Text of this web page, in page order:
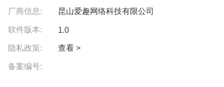
厂商信息: 昆山爱趣网络科技有限公司
软件版本: 1.0
隐私政策: 查看 >
备案编号: